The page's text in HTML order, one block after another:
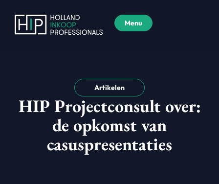
Menu
Artikelen
HIP Projectconsult over:
de opkomst van
casuspresentaties